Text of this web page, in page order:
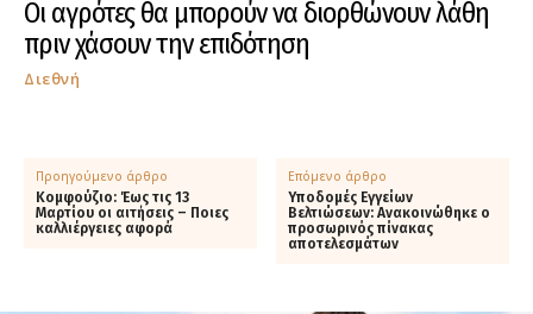
Οι αγρότες θα μπορούν να διορθώνουν λάθη
πριν χάσουν την επιδότηση
Διεθνή
Προηγούμενο άρθρο
Κομφούζιο: Έως τις 13
Μαρτίου οι αιτήσεις – Ποιες
καλλιέργειες αφορά
Επόμενο άρθρο
Υποδομές Εγγείων
Βελτιώσεων: Ανακοινώθηκε ο
προσωρινός πίνακας
αποτελεσμάτων